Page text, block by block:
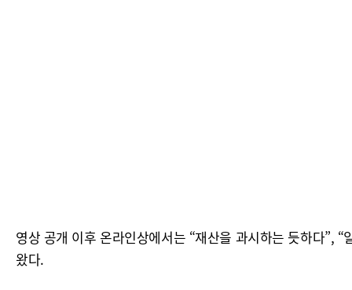
영상 공개 이후 온라인상에서는 “재산을 과시하는 듯하다”,
왔다.